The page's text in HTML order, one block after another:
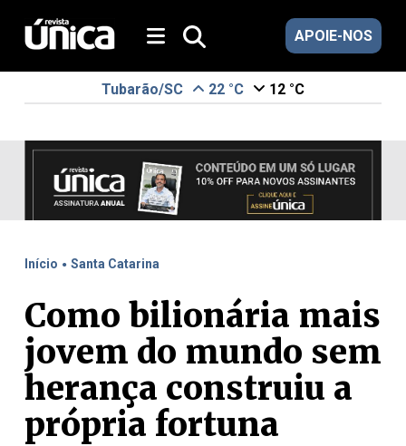
APOIE-NOS
Tubarão/SC 22 °C 12 °C
Início . Santa Catarina
Como bilionária mais
jovem do mundo sem
herança construiu a
própria fortuna